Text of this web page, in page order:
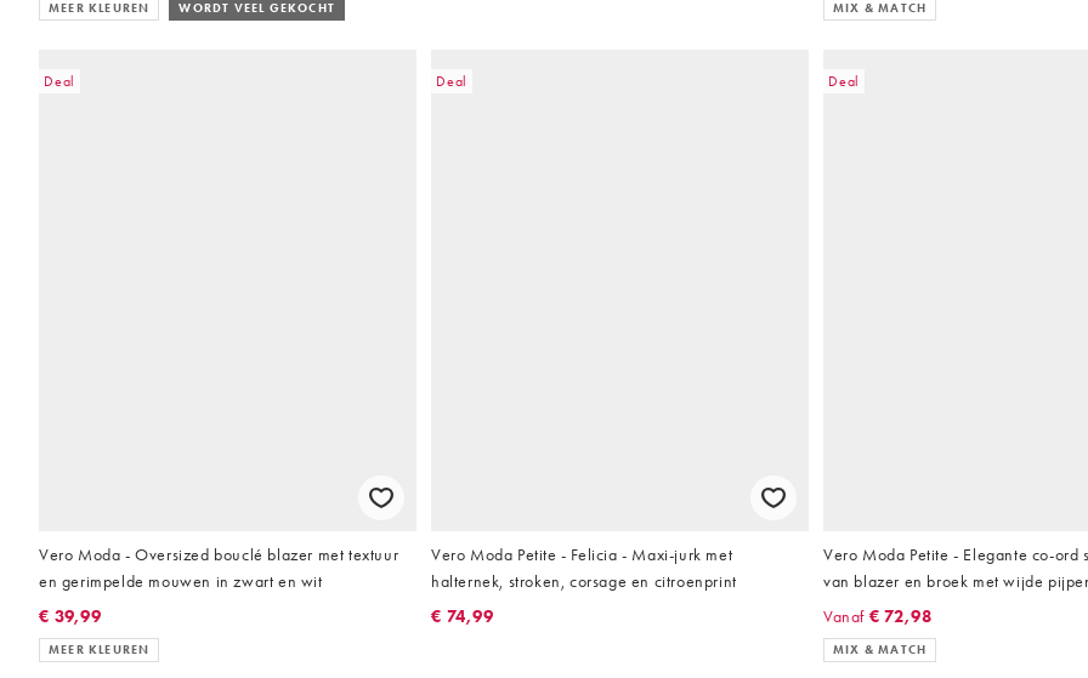
MEER KLEUREN WORDT VEEL GEKOCHT MIX & MATCH
Deal
Vero Moda - Oversized bouclé blazer met textuur
en gerimpelde mouwen in zwart en wit
€ 39,99
MEER KLEUREN
Deal
Vero Moda Petite - Felicia - Maxi-jurk met
halternek, stroken, corsage en citroenprint
€ 74,99
Deal
Vero Moda Petite - Elegante co-ord
van blazer en broek met wijde
Vanaf € 72,98
MIX & MATCH